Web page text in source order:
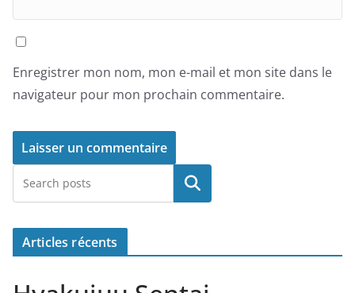
Enregistrer mon nom, mon e-mail et mon site dans le
navigateur pour mon prochain commentaire.
Rechercher
Articles récents